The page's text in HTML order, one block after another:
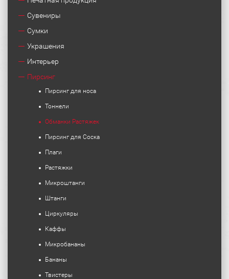
Сувениры
Сумки
Украшения
Интерьер
Пирсинг
Пирсинг для носа
Тоннели
Обманки Растяжек
Пирсинг для Соска
Плаги
Растяжки
Микроштанги
Штанги
Циркуляры
Каффы
Микробананы
Бананы
Твистеры